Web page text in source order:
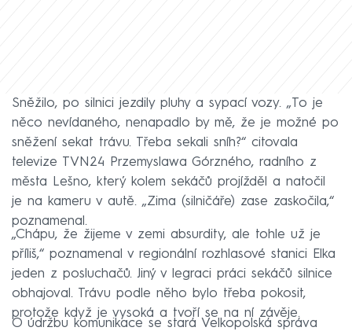
Sněžilo, po silnici jezdily pluhy a sypací vozy. „To je
něco nevídaného, nenapadlo by mě, že je možné po
sněžení sekat trávu. Třeba sekali sníh?“ citovala
televize TVN24 Przemyslawa Górzného, radního z
města Lešno, který kolem sekáčů projížděl a natočil
je na kameru v autě. „Zima (silničáře) zase zaskočila,“
poznamenal.
„Chápu, že žijeme v zemi absurdity, ale tohle už je
příliš,“ poznamenal v regionální rozhlasové stanici Elka
jeden z posluchačů. Jiný v legraci práci sekáčů silnice
obhajoval. Trávu podle něho bylo třeba pokosit,
protože když je vysoká a tvoří se na ní závěje.
O údržbu komunikace se stará Velkopolská správa